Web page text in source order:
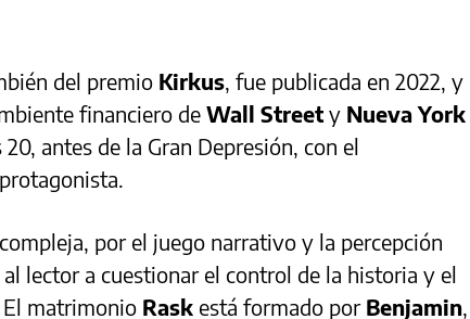
del premio Kirkus, fue publicada en 2022, y
financiero de Wall Street y Nueva York
antes de la Gran Depresión, con el
compleja, por el juego narrativo y la percepción
lector a cuestionar el control de la historia y el
matrimonio Rask está formado por Benjamin,